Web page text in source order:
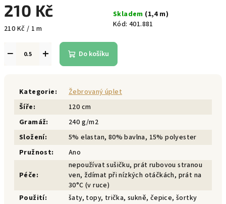
210 Kč
Měrná
210 Kč / 1 m
Skladem (1,4 m)
Kód: 401.881
+
− Do košíku
Kategorie:
Žebrovaný úplet
Šíře:
120 cm
Gramáž:
240 g/m2
Složení:
5% elastan, 80% bavlna, 15% polyester
Pružnost: Ano
Péče:
nepoužívat sušičku, prát rubovou stranou
ven, ždímat při nízkých otáčkách, prát na
30°C (v ruce)
Použití:
šaty, topy, trička, sukně, čepice, šortky